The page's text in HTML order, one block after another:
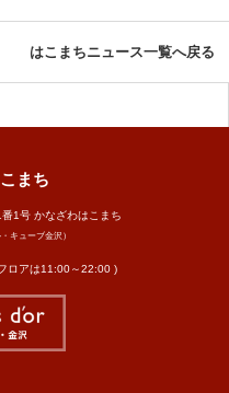
はこまちニュース一覧へ戻る
まち
1号 かなざわはこまち
キューブ金沢）
ロアは11:00～22:00 )